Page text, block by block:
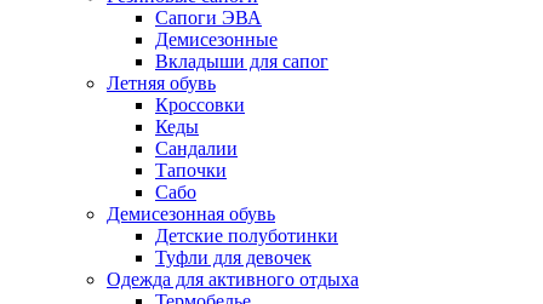
Сапоги ЭВА
Демисезонные
Вкладыши для сапог
Летняя обувь
Кроссовки
Кеды
Сандалии
Тапочки
Сабо
Демисезонная обувь
Детские полуботинки
Туфли для девочек
Одежда для активного отдыха